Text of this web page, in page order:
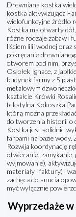
Drewniana kostka
kostka aktywizująca
wielofunkcyjne źródło
Kostka ma otwarty
różne rodzaje zabaw i
liściem lilii wodnej oraz
pokręcanie
otworem pod nim,
Osiołek Ignace, z
budynek farmy z 5
metalowym
kształcie Krówki
tekstylna Kokoszka
którą można
do tworzenia historii o
Kostka jest solidnie
farbami na bazie wody.
Rozwija koordynację
otwieranie, zamykanie,
wyjmowanie),
materiały i faktury) i
zachęca do snucia
myć wyłącznie
Wyprzedaże